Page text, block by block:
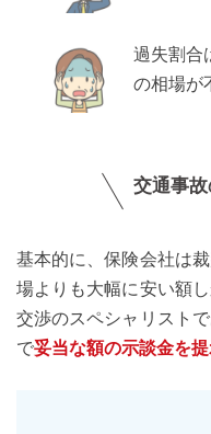
過失割合
の相場が
交通事
基本的に、保険会社は
場よりも大幅に安い額
交渉のスペシャリスト
で妥当な額の示談金を